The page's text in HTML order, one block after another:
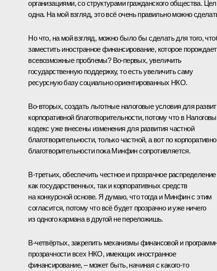
организациями, со структурами гражданского общества.
одна. На мой взгляд, это всё очень правильно можно
Но что, на мой взгляд, можно было бы сделать для того,
заместить иностранное финансирование, которое порождает
всевозможные проблемы? Во‑первых, увеличить
государственную поддержку, то есть увеличить саму
ресурсную базу социально ориентированных НКО.
Во‑вторых, создать льготные налоговые условия для
корпоративной благотворительности, потому что в
кодекс уже внесены изменения для развития частной
благотворительности, только частной, а вот по
благотворительности пока Минфин сопротивляется.
В‑третьих, обеспечить честное и прозрачное распределение
как государственных, так и корпоративных средств
на конкурсной основе. Я думаю, что тогда и Минфин с этим
согласится, потому что всё будет прозрачно и уже ничего
из одного кармана в другой не переложишь.
В‑четвёртых, закрепить механизмы финансовой и
прозрачности всех НКО, имеющих иностранное
финансирование, – может быть, начиная с какого‑то